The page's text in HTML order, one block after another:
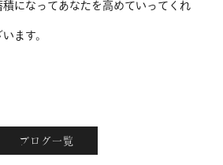
積になってあなたを高めていってくれ
ます。
ブログ一覧